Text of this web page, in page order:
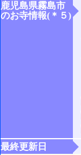
鹿児島県霧島市
のお寺情報(＊５)
最終更新日